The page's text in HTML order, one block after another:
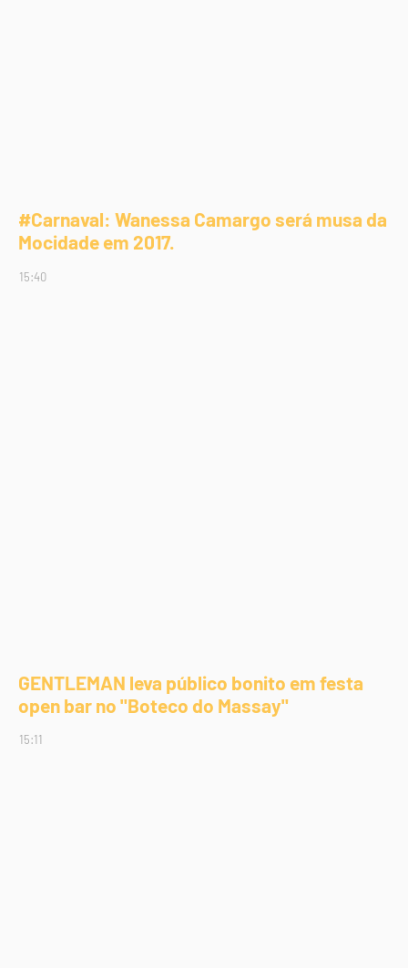
#Carnaval: Wanessa Camargo será musa da
Mocidade em 2017.
15:40
GENTLEMAN leva público bonito em festa
open bar no "Boteco do Massay"
15:11